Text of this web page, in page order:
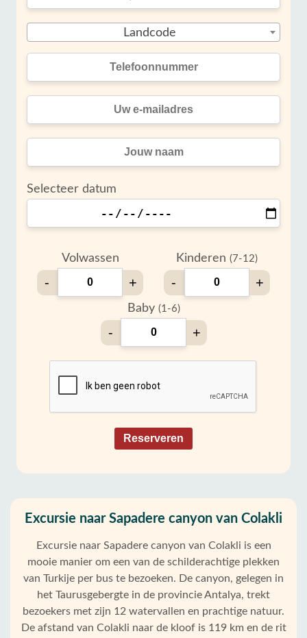
Landcode
Selecteer datum
Volwassen
- +
Kinderen (7-12)
- +
Baby (1-6)
- +
Reserveren
Excursie naar Sapadere canyon van Colakli
Excursie naar Sapadere canyon van Colakli is een
mooie manier om een van de schilderachtige plekken
van Turkije per bus te bezoeken. De canyon, gelegen in
het Taurusgebergte in de provincie Antalya, trekt
bezoekers met zijn 12 watervallen en prachtige natuur.
De afstand van Colakli naar de kloof is 119 km en de rit